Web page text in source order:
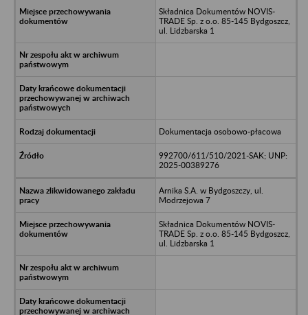
Składnica Dokumentów NOVIS-
TRADE Sp. z o.o. 85-145 Bydgoszcz,
ul. Lidzbarska 1
Dokumentacja osobowo-płacowa
992700/611/510/2021-SAK; UNP:
2025-00389276
Arnika S.A. w Bydgoszczy, ul.
Modrzejowa 7
Składnica Dokumentów NOVIS-
TRADE Sp. z o.o. 85-145 Bydgoszcz,
ul. Lidzbarska 1